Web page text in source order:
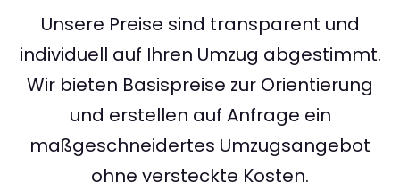
Unsere Preise sind transparent und
individuell auf Ihren Umzug abgestimmt.
Wir bieten Basispreise zur Orientierung
und erstellen auf Anfrage ein
maßgeschneidertes Umzugsangebot
ohne versteckte Kosten.